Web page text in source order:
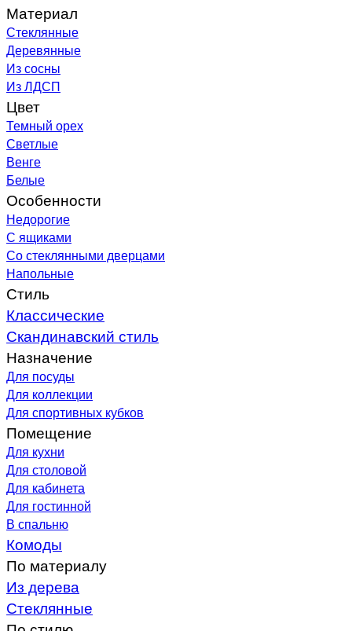
Материал
Стеклянные
Деревянные
Из сосны
Из ЛДСП
Цвет
Темный орех
Светлые
Венге
Белые
Особенности
Недорогие
С ящиками
Со стеклянными дверцами
Напольные
Стиль
Классические
Скандинавский стиль
Назначение
Для посуды
Для коллекции
Для спортивных кубков
Помещение
Для кухни
Для столовой
Для кабинета
Для гостинной
В спальню
Комоды
По материалу
Из дерева
Стеклянные